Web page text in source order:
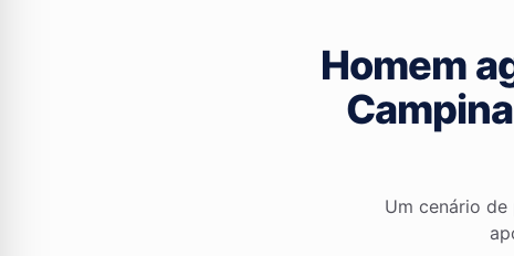
Homem
Um cenário